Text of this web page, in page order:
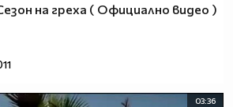
на греха ( Официално видео )
03:36